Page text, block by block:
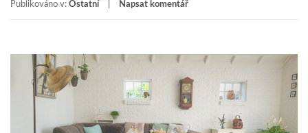
Publikováno v: Ostatní Napsat komentář